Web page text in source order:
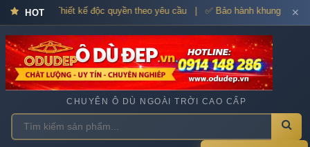
HOT
cao cấp – Thiết kế độc quyền theo yêu cầu | ✅ Bảo hành khung ✕
CHUYÊN Ô DÙ NGOÀI TRỜI CAO CẤP